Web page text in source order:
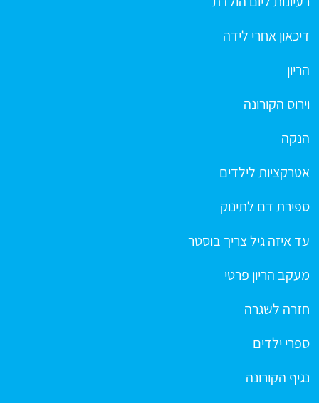
דיכאון אחרי לידה
הריון
וירוס הקורונה
הנקה
אטרקציות לילדים
ספירת דם לתינוק
עד איזה גיל צריך בוסטר
מעקב הריון פרטי
חזרה לשגרה
ספרי ילדים
נגיף הקורונה